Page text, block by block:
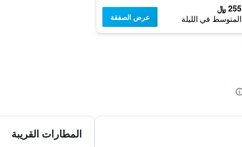
255 ﷼
المتوسط في الليلة عرض الصفقة
المطارات القريبة